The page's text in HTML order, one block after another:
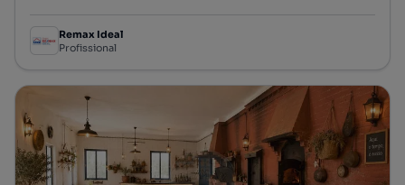
Remax Ideal
Profissional